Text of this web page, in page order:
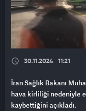
30.11.2024 11:21
İran Sağlık Bakanı
hava kirliliği nedeniyle
kaybettiğini açıkladı.